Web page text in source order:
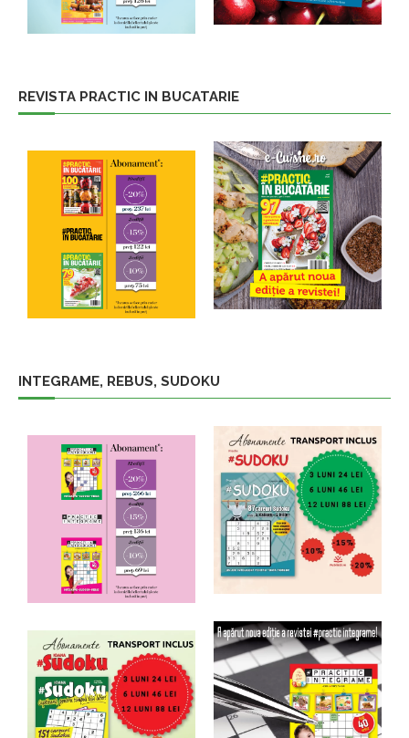
REVISTA PRACTIC IN BUCATARIE
INTEGRAME, REBUS, SUDOKU